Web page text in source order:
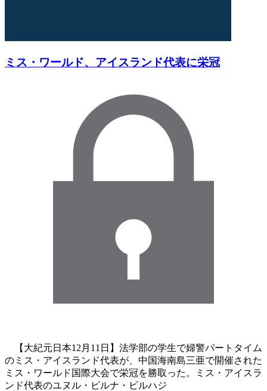
ミス・ワールド、アイスランド代表に栄冠
【大紀元日本12月11日】法学部の学生で婦警パートタイム
のミス・アイスランド代表が、中国海南島三亜で開催された
ミス・ワールド国際大会で栄冠を勝取った。ミス・アイスラ
ンド代表のユヌル・ビルナ・ビルハジ